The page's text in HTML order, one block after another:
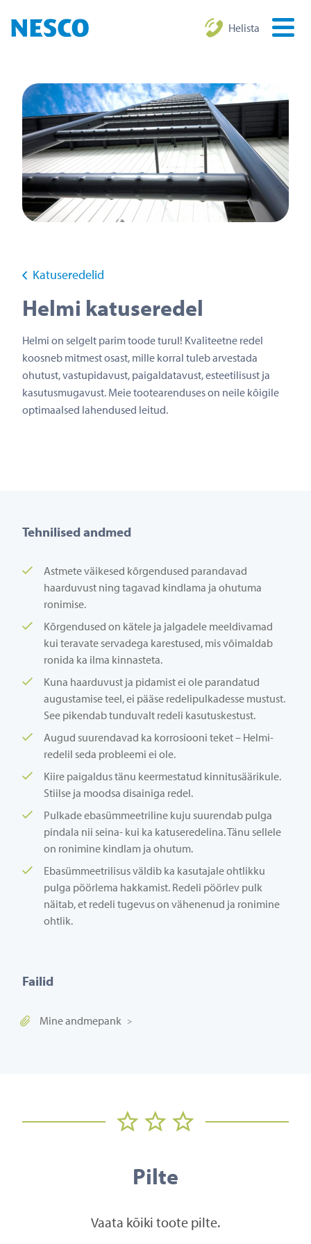
Helista
Katuseredelid
Helmi katuseredel
Helmi on selgelt parim toode turul! Kvaliteetne redel
koosneb mitmest osast, mille korral tuleb arvestada
ohutust, vastupidavust, paigaldatavust, esteetilisust ja
kasutusmugavust. Meie tootearenduses on neile kõigile
optimaalsed lahendused leitud.
Tehnilised andmed
Astmete väikesed kõrgendused parandavad
haarduvust ning tagavad kindlama ja ohutuma
ronimise.
Kõrgendused on kätele ja jalgadele meeldivamad
kui teravate servadega karestused, mis võimaldab
ronida ka ilma kinnasteta.
Kuna haarduvust ja pidamist ei ole parandatud
augustamise teel, ei pääse redelipulkadesse mustust.
See pikendab tunduvalt redeli kasutuskestust.
Augud suurendavad ka korrosiooni teket – Helmi-
redelil seda probleemi ei ole.
Kiire paigaldus tänu keermestatud kinnitusäärikule.
Stiilse ja moodsa disainiga redel.
Pulkade ebasümmeetriline kuju suurendab pulga
pindala nii seina- kui ka katuseredelina. Tänu sellele
on ronimine kindlam ja ohutum.
Ebasümmeetrilisus väldib ka kasutajale ohtlikku
pulga pöörlema hakkamist. Redeli pöörlev pulk
näitab, et redeli tugevus on vähenenud ja ronimine
ohtlik.
Failid
Mine andmepank
Pilte
Vaata kõiki toote pilte.